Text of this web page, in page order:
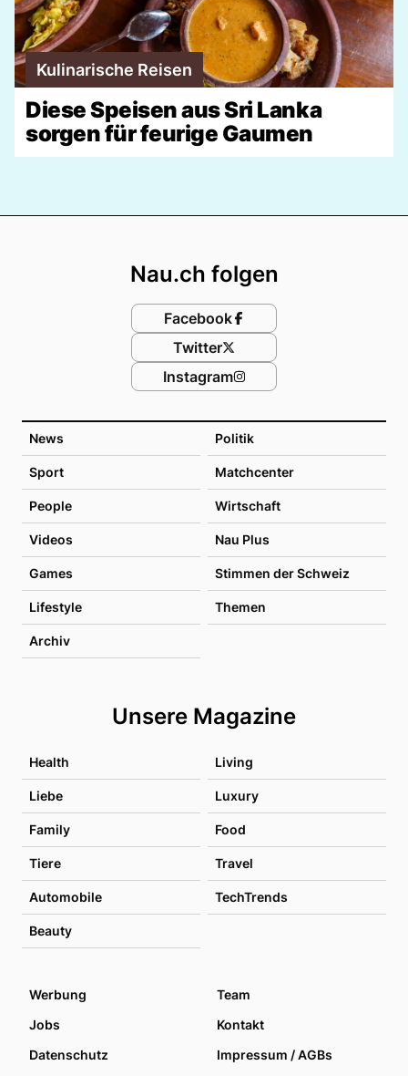
Kulinarische Reisen
Diese Speisen aus Sri Lanka
sorgen für feurige Gaumen
News Politik
Sport Matchcenter
People Wirtschaft
Videos Nau Plus
Games Stimmen der Schweiz
Lifestyle Themen
Archiv
Unsere Magazine
Health Living
Liebe Luxury
Family Food
Tiere Travel
Automobile TechTrends
Beauty
Nau.ch folgen
Facebook
Twitter
Instagram
Werbung
Team
Jobs
Kontakt
Datenschutz
Impressum / AGBs